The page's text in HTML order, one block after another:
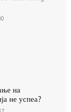
на
не успеа?